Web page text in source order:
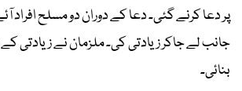
پر دعا کرنے گئی۔ دعا کے دوران دو مسلح افراد
جانب لے جاکر زیادتی کی۔ ملزمان نے زیادتی
بنائی۔